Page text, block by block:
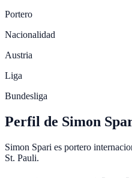
Portero
Nacionalidad
Austria
Liga
Bundesliga
Perfil de Simon
Simon Spari es portero
St. Pauli.